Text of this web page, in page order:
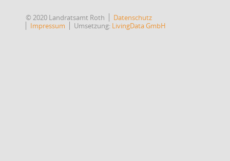
© 2020 Landratsamt Roth
Datenschutz
Impressum
Umsetzung: LivingData GmbH